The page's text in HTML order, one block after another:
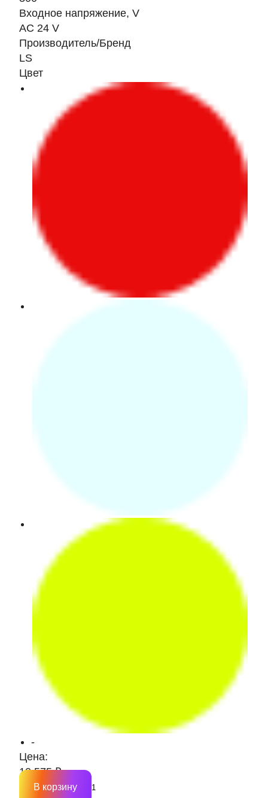
Входное напряжение, V
AC 24 V
Производитель/Бренд
LS
Цвет
-
Цена:
10 575 ₽
В корзину